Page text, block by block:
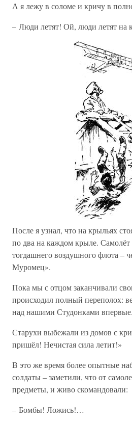
А я лежу в соломе и кричу в
– Люди летят! Ой, люди летят на
После я узнал, что на крыльях
по два на каждом крыле. Самолёт
тогдашнего воздушного флота –
Муромец».
Пока мы с отцом заканчивали
происходил полный переполох:
над нашими Студонками впервые.
Старухи выбежали из домов с
пришёл! Нечистая сила летит!»
В это же время более опытные
солдаты – заметили, что от
предметы, и живо скомандовали:
– Бомбы! Ложись!…